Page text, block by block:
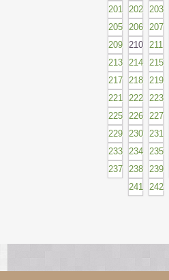
201
202 203
205
206 207
209
210 211
213
214 215
217
218 219
221
222 223
225
226 227
229
230 231
233
234 235
237
238 239
241
242